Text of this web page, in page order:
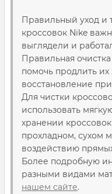
Правильный уход и
кроссовок Nike
выглядели и
Правильная
помочь продлить
восстановление
Для чистки
использовать
хранении
прохладном, сухом
воздействию
Более подробную
разными видами
нашем сайте.